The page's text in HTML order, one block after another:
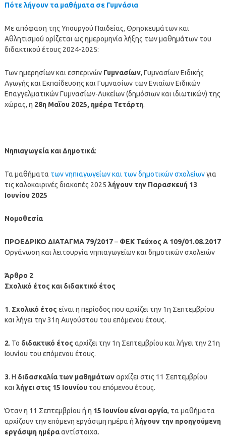
Πότε λήγουν τα μαθήματα σε Γυμνάσια
Με απόφαση της Υπουργού Παιδείας, Θρησκευμάτων και
Αθλητισμού ορίζεται ως ημερομηνία λήξης των μαθημάτων του
διδακτικού έτους 2024-2025:
Των ημερησίων και εσπερινών Γυμνασίων, Γυμνασίων Ειδικής
Αγωγής και Εκπαίδευσης και Γυμνασίων των Ενιαίων Ειδικών
Επαγγελματικών Γυμνασίων-Λυκείων (δημόσιων και ιδιωτικών) της
χώρας, η 28η Μαΐου 2025, ημέρα Τετάρτη.
Νηπιαγωγεία και Δημοτικά:
Τα μαθήματα των νηπιαγωγείων και των δημοτικών σχολείωνγια
τις καλοκαιρινές διακοπές 2025 λήγουν την Παρασκευή 13
Ιουνίου 2025
Νομοθεσία
ΠΡΟΕΔΡΙΚΟ ΔΙΑΤΑΓΜΑ 79/2017– ΦΕΚ Τεύχος Α 109/01.08.2017
Οργάνωση και λειτουργία νηπιαγωγείων και δημοτικών σχολειών
Άρθρο 2
Σχολικό έτος και διδακτικό έτος
1. Σχολικό έτος είναι η περίοδος που αρχίζει την 1η Σεπτεμβρίου
και λήγει την 31η Αυγούστου του επόμενου έτους.
2. Το διδακτικό έτος αρχίζει την 1η Σεπτεμβρίου και λήγει την 21η
Ιουνίου του επόμενου έτους.
3. Η διδασκαλία των μαθημάτωναρχίζει στις 11 Σεπτεμβρίου
και λήγει στις 15 Ιουνίουτου επόμενου έτους.
Όταν η 11 Σεπτεμβρίου ή η 15 Ιουνίου είναι αργία, τα μαθήματα
αρχίζουν την επόμενη εργάσιμη ημέρα ή λήγουν την προηγούμενη
εργάσιμη ημέρααντίστοιχα.